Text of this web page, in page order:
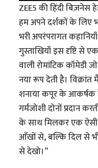
ZEE5 की हिंदी बिज़नेस
हम अपने दर्शकों के लिए
भरी अपरंपरागत
गुस्ताखियाँ इस दृष्टि से
वाली रोमांटिक कॉमेडी
नया रूप देती है।
शनाया कपूर के आकर्षक
गर्मजोशी दोनों प्रदान
के साथ मिलकर एक
आँखों से, बल्कि दिल से
से देखो।”